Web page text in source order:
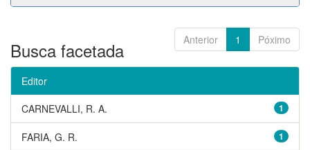
Anterior 1 Póximo
Busca facetada
Editor
1
CARNEVALLI, R. A.
1
FARIA, G. R.